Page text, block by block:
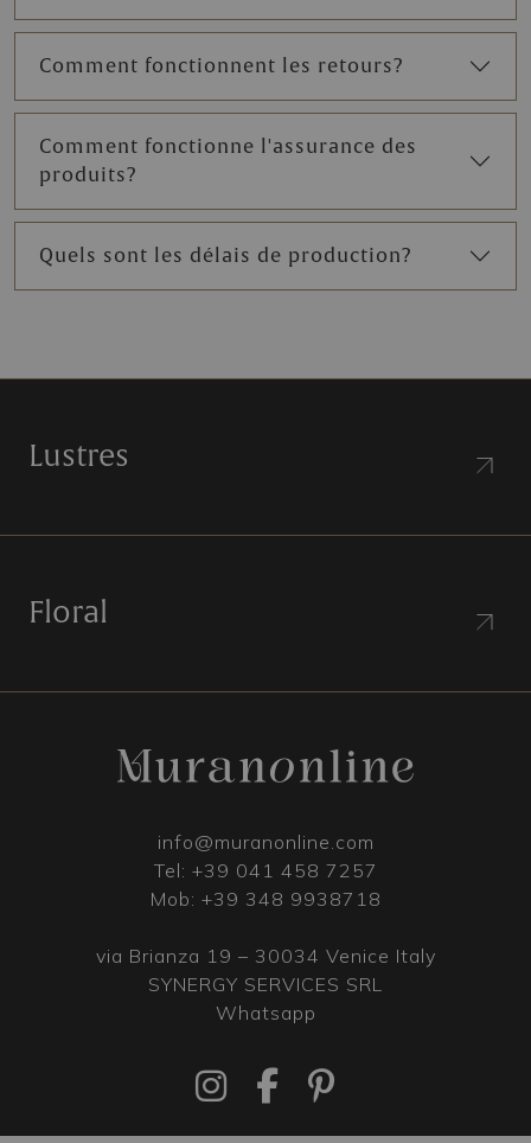
Comment fonctionnent les retours?
Comment fonctionne l'assurance des
produits?
Quels sont les délais de production?
Lustres
Floral
info@muranonline.com
Tel: +39 041 458 7257
Mob: +39 348 9938718
via Brianza 19 – 30034 Venice Italy
SYNERGY SERVICES SRL
Whatsapp